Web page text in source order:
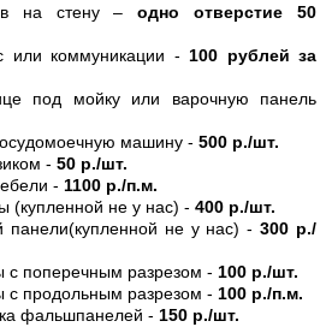
на стену –одно отверстие 50
или коммуникации - 100 рублей за
под мойку или варочную панель
машину - 500 р./шт.
- 50 р./шт.
- 1100 р./п.м.
(купленной не у нас) - 400 р./шт.
панели(купленной не у нас) -300 р./
с поперечным разрезом - 100 р./шт.
с продольным разрезом - 100 р./п.м.
фальшпанелей - 150 р./шт.